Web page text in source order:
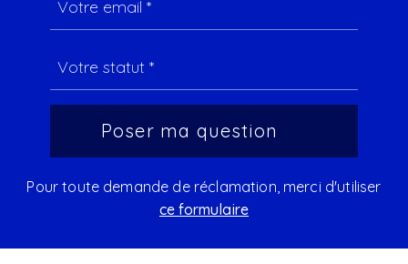
Pour toute demande de réclamation, merci d'utiliser
ce formulaire